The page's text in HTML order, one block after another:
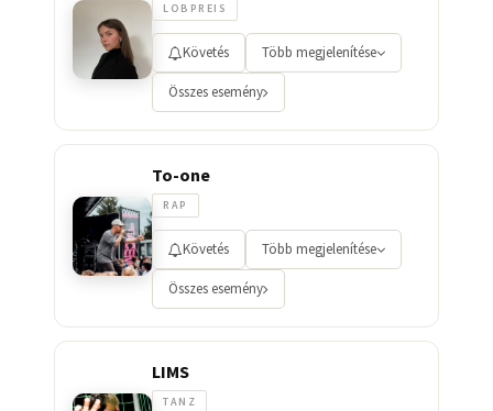
LOBPREIS
Követés Több megjelenítése
Összes esemény
To-one
RAP
Követés Több megjelenítése
Összes esemény
LIMS
TANZ